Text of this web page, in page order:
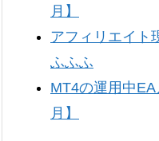
月】
アフィリエイト
ふふふ
MT4の運用中
月】